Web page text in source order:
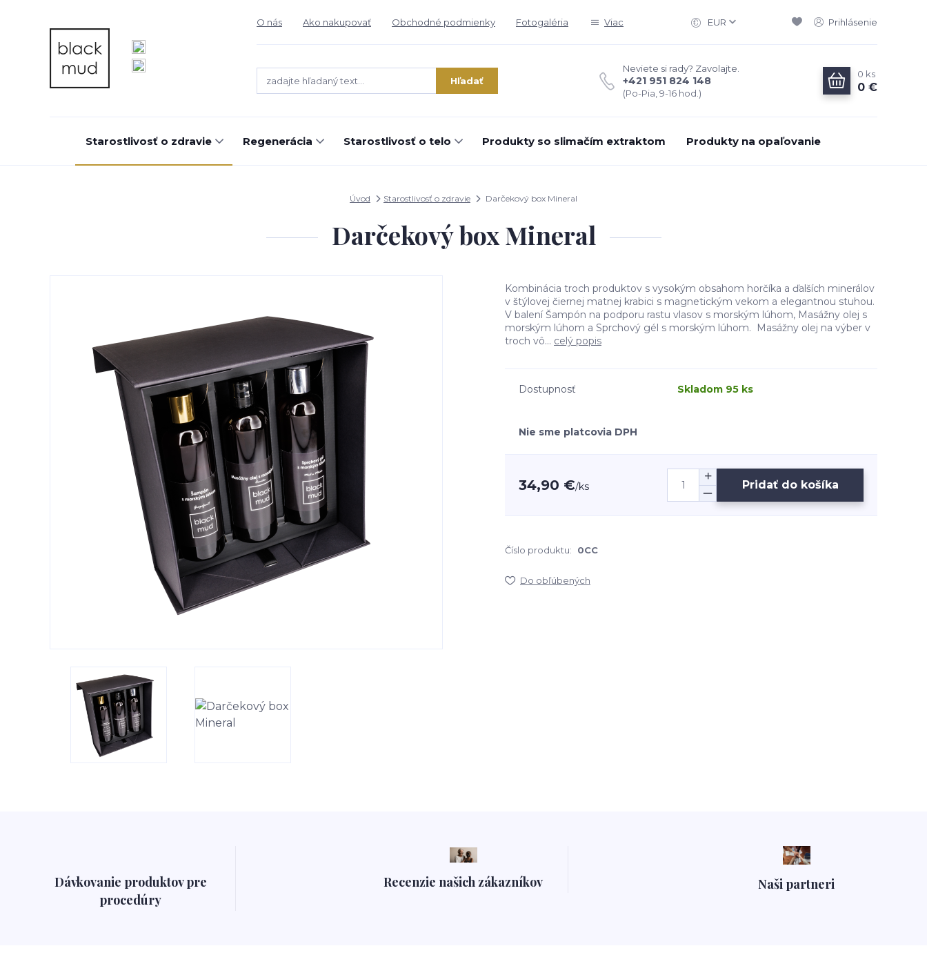
O nás Ako nakupovať Obchodné podmienky Fotogaléria Viac EUR Prihlásenie
Hľadať
Neviete si rady? Zavolajte.
+421 951 824 148
(Po-Pia, 9-16 hod.)
0 ks
0 €
Starostlivosť o zdravie Regenerácia Starostlivosť o telo Produkty so slimačím extraktom Produkty na opaľovanie
Úvod Starostlivosť o zdravie Darčekový box Mineral
Darčekový box Mineral
Kombinácia troch produktov s vysokým obsahom horčíka a ďalších minerálov
v štýlovej čiernej matnej krabici s magnetickým vekom a elegantnou stuhou.
V balení Šampón na podporu rastu vlasov s morským lúhom, Masážny olej s
morským lúhom a Sprchový gél s morským lúhom. Masážny olej na výber v
troch vô... celý popis
Dostupnosť Skladom 95 ks
Nie sme platcovia DPH
34,90 €/ks Pridať do košíka
Číslo produktu: 0CC
Do obľúbených
Dávkovanie produktov pre
procedúry
Recenzie našich zákazníkov Naši partneri